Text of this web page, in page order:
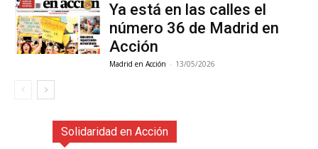
Ya está en las calles el
número 36 de Madrid en
Acción
Madrid en Acción - 13/05/2026
Solidaridad en Acción